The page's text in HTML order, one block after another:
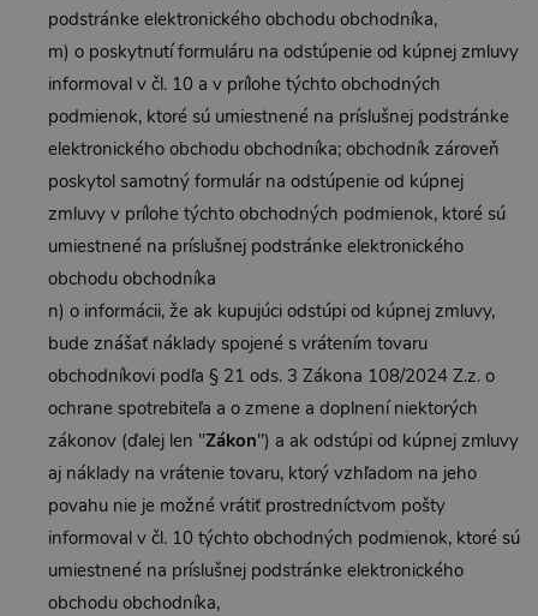
podstránke elektronického obchodu obchodníka,
m) o poskytnutí formuláru na odstúpenie od kúpnej zmluvy
informoval v čl. 10 a v prílohe týchto obchodných
podmienok, ktoré sú umiestnené na príslušnej podstránke
elektronického obchodu obchodníka; obchodník zároveň
poskytol samotný formulár na odstúpenie od kúpnej
zmluvy v prílohe týchto obchodných podmienok, ktoré sú
umiestnené na príslušnej podstránke elektronického
obchodu obchodníka
n) o informácii, že ak kupujúci odstúpi od kúpnej zmluvy,
bude znášať náklady spojené s vrátením tovaru
obchodníkovi podľa § 21 ods. 3 Zákona 108/2024 Z.z. o
ochrane spotrebiteľa a o zmene a doplnení niektorých
zákonov (ďalej len "Zákon") a ak odstúpi od kúpnej zmluvy
aj náklady na vrátenie tovaru, ktorý vzhľadom na jeho
povahu nie je možné vrátiť prostredníctvom pošty
informoval v čl. 10 týchto obchodných podmienok, ktoré sú
umiestnené na príslušnej podstránke elektronického
obchodu obchodníka,